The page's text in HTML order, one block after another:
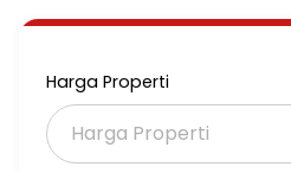
Harga 2.1M
Harga Properti